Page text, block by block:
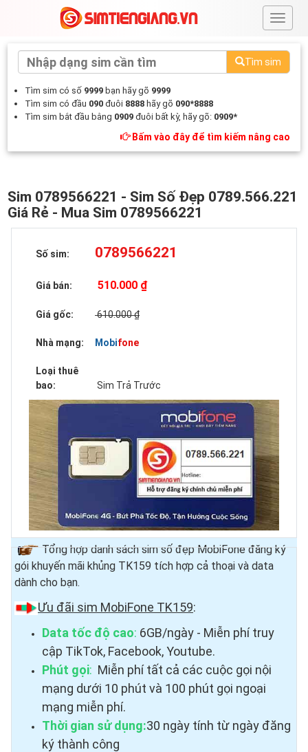
#
Tìm sim
Tìm sim có số 9999 bạn hãy gõ 9999
Tìm sim có đầu 090 đuôi 8888 hãy gõ 090*8888
Tìm sim bắt đầu bằng 0909 đuôi bất kỳ, hãy gõ: 0909*
Bấm vào đây để tìm kiếm nâng cao
Sim 0789566221 - Sim Số Đẹp 0789.566.221
Giá Rẻ - Mua Sim 0789566221
Số sim: 0789566221
Giá bán: 510.000 ₫
Giá gốc: 610.000 ₫
Nhà mạng: Mobifone
Loại thuê
bao:
Sim Trả Trước
Tổng hợp danh sách sim số đẹp MobiFone đăng ký
gói khuyến mãi khủng TK159 tích hợp cả thoại và data
dành cho bạn.
Ưu đãi sim MobiFone TK159:
Data tốc độ cao: 6GB/ngày - Miễn phí truy
cập TikTok, Facebook, Youtube.
Phút gọi: Miễn phí tất cả các cuộc gọi nội
mạng dưới 10 phút và 100 phút gọi ngoại
mạng miễn phí.
Thời gian sử dụng:30 ngày tính từ ngày đăng
ký thành công